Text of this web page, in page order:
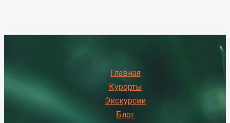
Главная
Курорты
Экскурсии
Блог